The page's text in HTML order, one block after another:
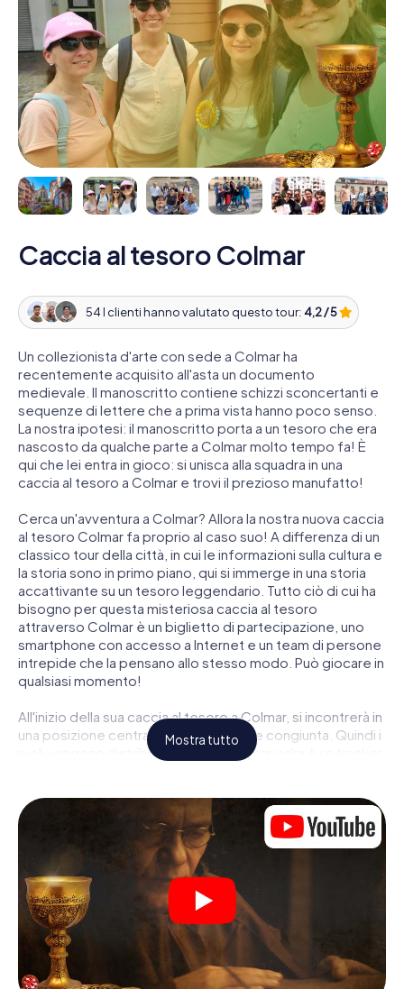
Caccia al tesoro Colmar
54 I clienti hanno valutato questo tour: 4,2 / 5
Un collezionista d'arte con sede a Colmar ha
recentemente acquisito all'asta un documento
medievale. Il manoscritto contiene schizzi sconcertanti e
sequenze di lettere che a prima vista hanno poco senso.
La nostra ipotesi: il manoscritto porta a un tesoro che era
nascosto da qualche parte a Colmar molto tempo fa! È
qui che lei entra in gioco: si unisca alla squadra in una
caccia al tesoro a Colmar e trovi il prezioso manufatto!
Cerca un'avventura a Colmar? Allora la nostra nuova caccia
al tesoro Colmar fa proprio al caso suo! A differenza di un
classico tour della città, in cui le informazioni sulla cultura e
la storia sono in primo piano, qui si immerge in una storia
accattivante su un tesoro leggendario. Tutto ciò di cui ha
bisogno per questa misteriosa caccia al tesoro
attraverso Colmar è un biglietto di partecipazione, uno
smartphone con accesso a Internet e un team di persone
intrepide che la pensano allo stesso modo. Può giocare in
qualsiasi momento!
All'inizio della sua caccia al tesoro a Colmar, si incontrerà in
una posizione centrale per una riunione congiunta. Quindi i
ruoli vengono distribuiti. Chi della sua squadra è un tracker
tesoro a Colmar c'è un ruolo adatto per ogni giocatore.
Una volta assegnati i ruoli, può iniziare la caccia al tesoro
del thriller poliziesco a Colmar: puoi decifrare codici
crittografati, risolvere complicati compiti logici e cercare
indizi, indizi in vari luoghi della città. Il suo smartphone è il
suo strumento di indagine più importante: la nostra app
web sviluppata appositamente le consente di interrogare
le persone di contatto ed esaminare stringhe
enigmatiche, la aiuta a raccogliere oggetti e la guida in
Mostra tutto